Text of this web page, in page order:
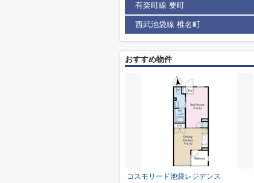
有楽町線 要町
西武池袋線 椎名町
おすすめ物件
コスモリード池袋レジデンス